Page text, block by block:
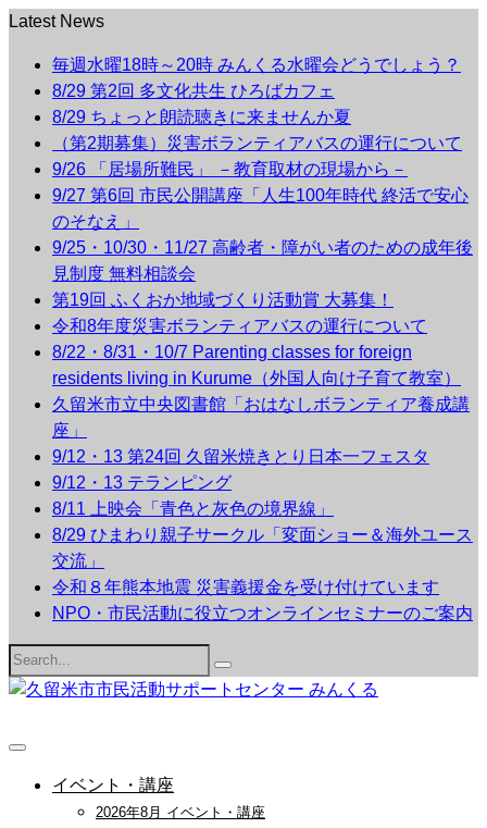
Latest News
毎週水曜18時～20時 みんくる水曜会どうでしょう？
8/29 第2回 多文化共生 ひろばカフェ
8/29 ちょっと朗読聴きに来ませんか夏
（第2期募集）災害ボランティアバスの運行について
9/26 「居場所難民」 －教育取材の現場から－
9/27 第6回 市民公開講座「人生100年時代 終活で安心
のそなえ」
9/25・10/30・11/27 高齢者・障がい者のための成年後
見制度 無料相談会
第19回 ふくおか地域づくり活動賞 大募集！
令和8年度災害ボランティアバスの運行について
8/22・8/31・10/7 Parenting classes for foreign
residents living in Kurume（外国人向け子育て教室）
久留米市立中央図書館「おはなしボランティア養成講
座」
9/12・13 第24回 久留米焼きとり日本一フェスタ
9/12・13 テランピング
8/11 上映会「青色と灰色の境界線」
8/29 ひまわり親子サークル「変面ショー＆海外ユース
交流」
令和８年熊本地震 災害義援金を受け付けています
NPO・市民活動に役立つオンラインセミナーのご案内
Search
for:
イベント・講座
2026年8月 イベント・講座